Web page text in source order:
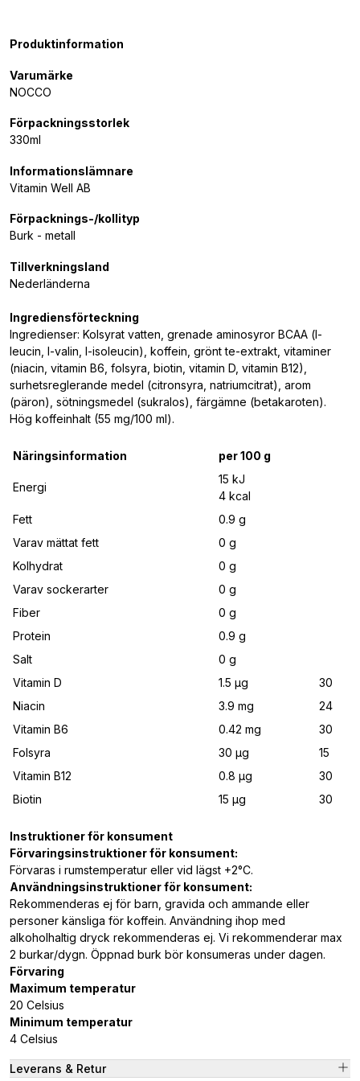
Produktinformation
Varumärke
NOCCO
Förpackningsstorlek
330ml
Informationslämnare
Vitamin Well AB
Förpacknings-/kollityp
Burk - metall
Tillverkningsland
Nederländerna
Ingrediensförteckning
Ingredienser: Kolsyrat vatten, grenade aminosyror BCAA (l-
leucin, l-valin, l-isoleucin), koffein, grönt te-extrakt, vitaminer
(niacin, vitamin B6, folsyra, biotin, vitamin D, vitamin B12),
surhetsreglerande medel (citronsyra, natriumcitrat), arom
(päron), sötningsmedel (sukralos), färgämne (betakaroten).
Hög koffeinhalt (55 mg/100 ml).
Näringsinformation per 100 g
Energi
15 kJ
4 kcal
Fett
0.9 g
Varav mättat fett
0 g
Kolhydrat
0 g
Varav sockerarter
0 g
Fiber
0 g
Protein
0.9 g
Salt
0 g
Vitamin D
1.5 μg
30
Niacin
3.9 mg
24
Vitamin B6
0.42 mg
30
Folsyra
30 μg
15
Vitamin B12
0.8 μg
30
Biotin
15 μg 30
Instruktioner för konsument
Förvaringsinstruktioner för konsument:
Förvaras i rumstemperatur eller vid lägst +2°C.
Användningsinstruktioner för konsument:
Rekommenderas ej för barn, gravida och ammande eller
personer känsliga för koffein. Användning ihop med
alkoholhaltig dryck rekommenderas ej. Vi rekommenderar max
2 burkar/dygn. Öppnad burk bör konsumeras under dagen.
Förvaring
Maximum temperatur
20 Celsius
Minimum temperatur
4 Celsius
Leverans & Retur